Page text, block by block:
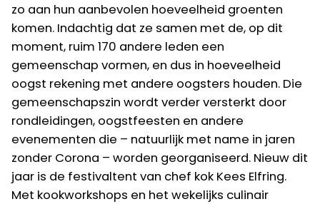
zo aan hun aanbevolen hoeveelheid groenten
komen. Indachtig dat ze samen met de, op dit
moment, ruim 170 andere leden een
gemeenschap vormen, en dus in hoeveelheid
oogst rekening met andere oogsters houden. Die
gemeenschapszin wordt verder versterkt door
rondleidingen, oogstfeesten en andere
evenementen die – natuurlijk met name in jaren
zonder Corona – worden georganiseerd. Nieuw dit
jaar is de festivaltent van chef kok Kees Elfring.
Met kookworkshops en het wekelijks culinair